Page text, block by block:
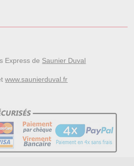
Express de Saunier Duval
www.saunierduval.fr